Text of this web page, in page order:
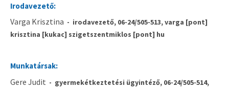
Irodavezető:
Varga Krisztina - irodavezető, 06-24/505-513, varga [pont]
krisztina [kukac] szigetszentmiklos [pont] hu
Munkatársak:
Gere Judit - gyermekétkeztetési ügyintéző, 06-24/505-514,